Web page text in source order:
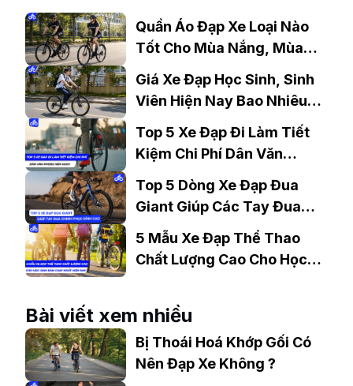
Quần Áo Đạp Xe Loại Nào
Tốt Cho Mùa Nắng, Mùa
Mưa?
Giá Xe Đạp Học Sinh, Sinh
Viên Hiện Nay Bao Nhiêu?
Gợi Ý Mẫu Đáng Mua
Top 5 Xe Đạp Đi Làm Tiết
Kiệm Chi Phí Dân Văn
Phòng Nên Mua?
Top 5 Dòng Xe Đạp Đua
Giant Giúp Các Tay Đua
Chinh Phục Đỉnh Cao
5 Mẫu Xe Đạp Thể Thao
Chất Lượng Cao Cho Học
Bài viết xem nhiều
Bị Thoái Hoá Khớp Gối Có
Nên Đạp Xe Không ?